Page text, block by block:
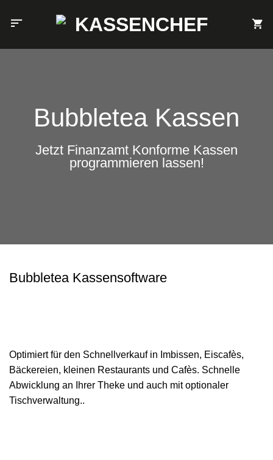
Inhalt
Bubbletea Kassen
Jetzt Finanzamt Konforme Kassen
programmieren lassen!
Bubbletea Kassensoftware
Optimiert für den Schnellverkauf in Imbissen, Eiscafès,
Bäckereien, kleinen Restaurants und Cafès. Schnelle
Abwicklung an Ihrer Theke und auch mit optionaler
Tischverwaltung..